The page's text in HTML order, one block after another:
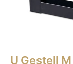
U Gestell M